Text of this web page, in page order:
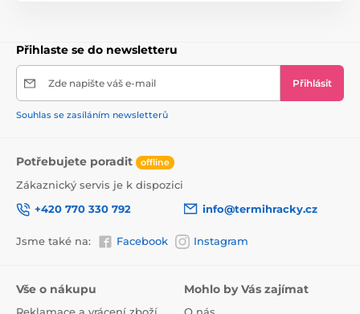
Přihlaste se do newsletteru
Zde napište váš e-mail Přihlásit
Souhlas se zasíláním newsletterů
Potřebujete poradit offline
Zákaznický servis je k dispozici
+420 770 330 792
info@termihracky.cz
Jsme také na: Facebook Instagram
Vše o nákupu Mohlo by Vás zajímat